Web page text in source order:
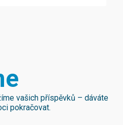
vašich příspěvků – dáváte
pokračovat.